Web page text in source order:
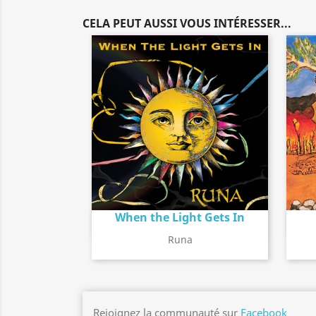
CELA PEUT AUSSI VOUS INTÉRESSER...
When the Light Gets In
Runa
searchDétail de l'album
Rejoignez la communauté sur Facebook